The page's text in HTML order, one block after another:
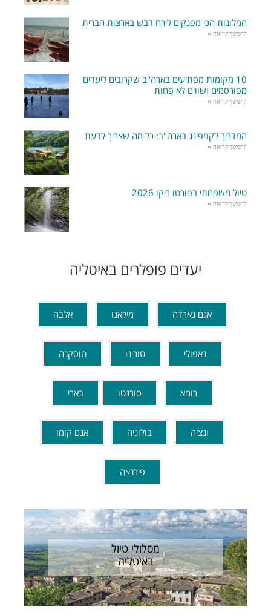
המלונות הכי מפנקים לירח דבש בארצות הברית
להמשך קריאה »
10 מקומות מפתיעים בארה"ב שקרובים ליעדים
מפורסמים ושווים לא פחות
להמשך קריאה »
המדריך לקמפינג בארה"ב: כל מה שצריך לדעת
להמשך קריאה »
טיול משפחתי בפורטו ריקו 2026
להמשך קריאה »
יעדים פופלרים באיטליה
אגם גארדה מילאנו אלבה
נאפולי טורינו טוסקנה
רומא סורנטו בארי
ונציה בולוניה אגם קומו
פירנצה
מסלולי טיול
באיטליה